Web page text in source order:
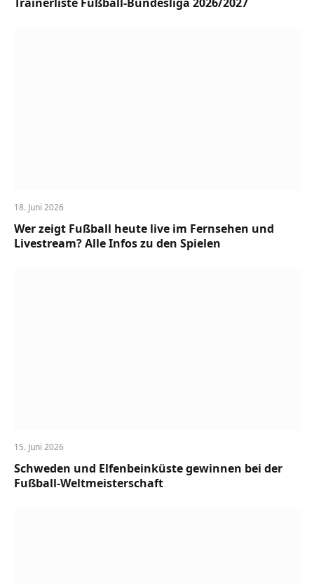
Trainerliste Fußball-Bundesliga 2026/2027
18. Juni 2026
Wer zeigt Fußball heute live im Fernsehen und
Livestream? Alle Infos zu den Spielen
15. Juni 2026
Schweden und Elfenbeinküste gewinnen bei der
Fußball-Weltmeisterschaft